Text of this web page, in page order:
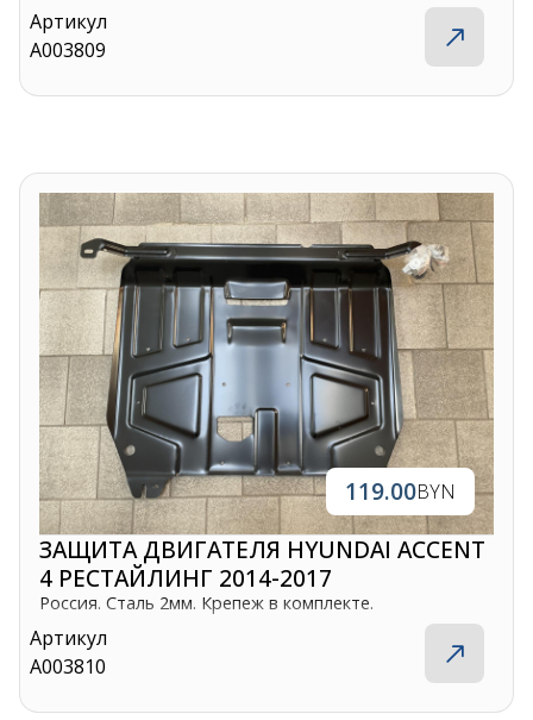
Артикул
A003809
119.00BYN
ЗАЩИТА ДВИГАТЕЛЯ HYUNDAI ACCENT
4 РЕСТАЙЛИНГ 2014-2017
Россия. Сталь 2мм. Крепеж в комплекте.
Артикул
A003810